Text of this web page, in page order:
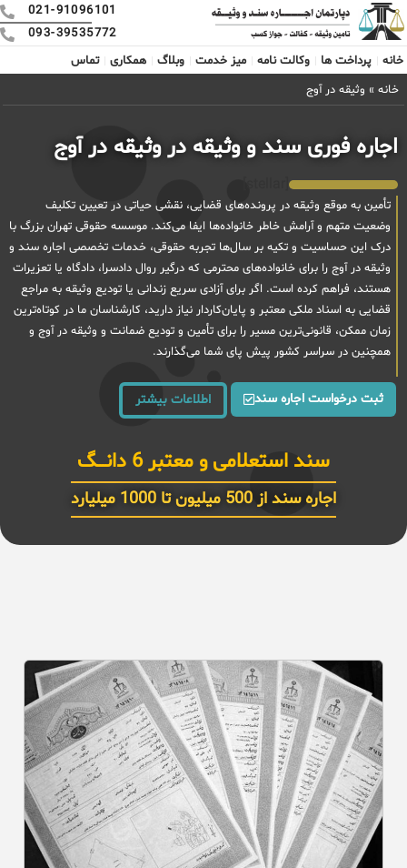
021-91096101
093-39535772
خانه
پرداخت ها وکالت نامه میز خدمت وبلاگ همکاری
تماس
خانه » وثیقه در آوج
اجاره فوری سند و وثیقه در وثیقه در آوج
تأمین به موقع وثیقه در پرونده‌های قضایی، نقشی حیاتی در تعیین تکلیف
وضعیت متهم و آرامش خاطر خانواده‌ها ایفا می‌کند. موسسه حقوقی تهران بزرگ با
درک این حساسیت و تکیه بر سال‌ها تجربه حقوقی، خدمات تخصصی اجاره سند و
وثیقه در آوج را برای خانواده‌های محترمی که درگیر روال دادسرا، دادگاه یا تعزیرات
هستند، فراهم کرده است. اگر برای آزادی سریع زندانی یا تودیع وثیقه به مراجع
قضایی به اسناد ملکی معتبر و پایان‌کاردار نیاز دارید، کارشناسان ما در کوتاه‌ترین
زمان ممکن، قانونی‌ترین مسیر را برای تأمین و تودیع ضمانت و وثیقه در آوج و
همچنین در سراسر کشور پیش پای شما می‌گذارند.
ثبت درخواست اجاره سند اطلاعات بیشتر
سند استعلامی و معتبر 6 دانـــگ
اجاره سند از 500 میلیون تا 1000 میلیارد